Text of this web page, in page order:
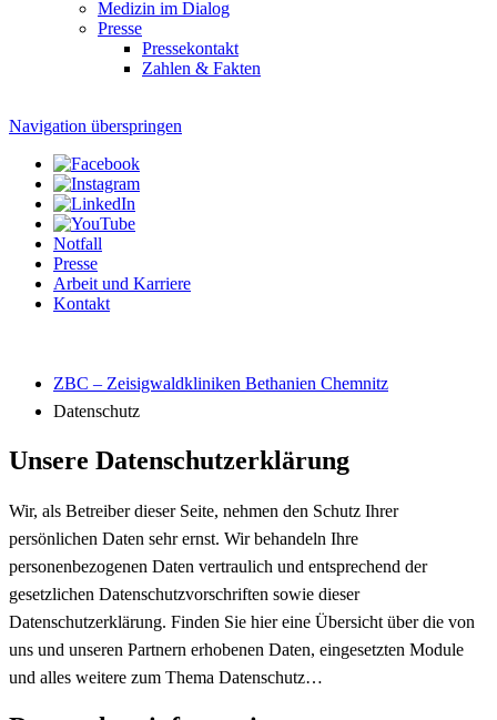
Medizin im Dialog
Presse
Pressekontakt
Zahlen & Fakten
Navigation überspringen
Notfall
Presse
Arbeit und Karriere
Kontakt
ZBC – Zeisigwaldkliniken Bethanien Chemnitz
Datenschutz
Unsere Datenschutzerklärung
Wir, als Betreiber dieser Seite, nehmen den Schutz Ihrer
persönlichen Daten sehr ernst. Wir behandeln Ihre
personenbezogenen Daten vertraulich und entsprechend der
gesetzlichen Datenschutzvorschriften sowie dieser
Datenschutzerklärung. Finden Sie hier eine Übersicht über die von
uns und unseren Partnern erhobenen Daten, eingesetzten Module
und alles weitere zum Thema Datenschutz…